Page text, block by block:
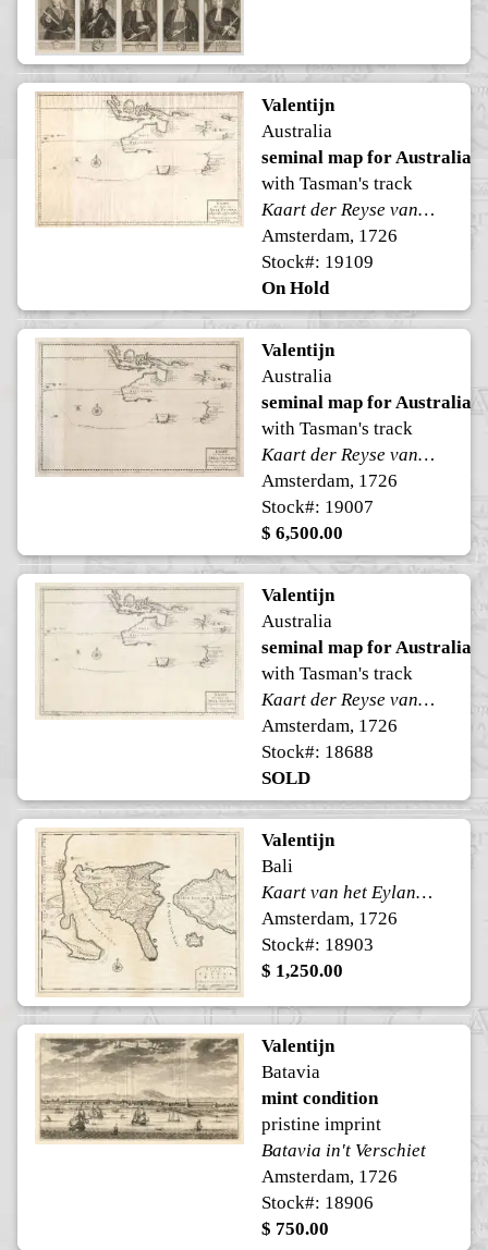
Valentijn
Australia
seminal map for Australia
with Tasman's track
Kaart der Reyse van Abel Tasman volgens syn eygen opstel.
Amsterdam, 1726
Stock#: 19109
On Hold
Valentijn
Australia
seminal map for Australia
with Tasman's track
Kaart der Reyse van Abel Tasman volgens syn eygen opstel.
Amsterdam, 1726
Stock#: 19007
$ 6,500.00
Valentijn
Australia
seminal map for Australia
with Tasman's track
Kaart der Reyse van Abel Tasman volgens syn eygen opstel.
Amsterdam, 1726
Stock#: 18688
SOLD
Valentijn
Bali
Kaart van het Eyland Bali
Amsterdam, 1726
Stock#: 18903
$ 1,250.00
Valentijn
Batavia
mint condition
pristine imprint
Batavia in't Verschiet
Amsterdam, 1726
Stock#: 18906
$ 750.00